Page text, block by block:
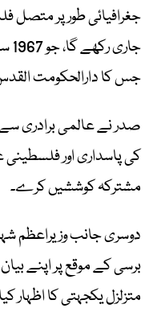
جغرافیائی طور پر
جس کا دارالحکومت
صدر نے عالمی برادری سے
کی پاسداری اور
مشترکہ کوششیں کرے۔
برسی کے موقع پر اپنے
متزلزل یکجہتی کا اظہار